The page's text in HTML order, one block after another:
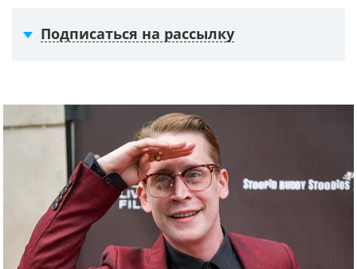
Подписаться на рассылку